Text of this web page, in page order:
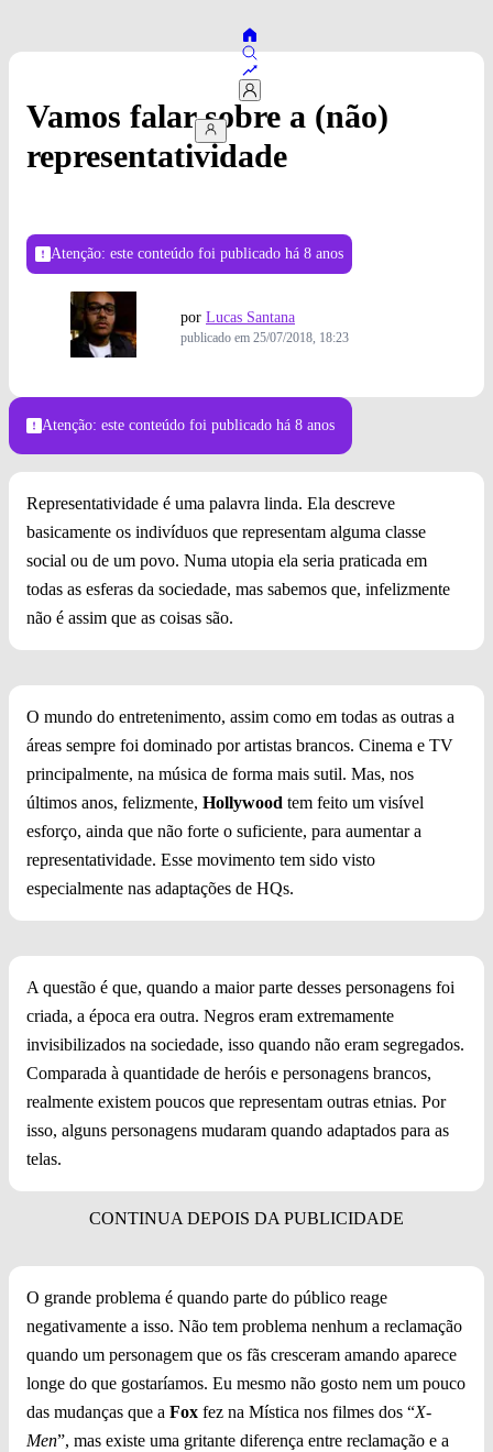
Vamos falar sobre a (não)
representatividade
Atenção: este conteúdo foi publicado há 8 anos
por Lucas Santana
publicado em 25/07/2018, 18:23
Atenção: este conteúdo foi publicado há 8 anos
Representatividade é uma palavra linda. Ela descreve
basicamente os indivíduos que representam alguma classe
social ou de um povo. Numa utopia ela seria praticada em
todas as esferas da sociedade, mas sabemos que, infelizmente
não é assim que as coisas são.
O mundo do entretenimento, assim como em todas as outras a
áreas sempre foi dominado por artistas brancos. Cinema e TV
principalmente, na música de forma mais sutil. Mas, nos
últimos anos, felizmente, Hollywood tem feito um visível
esforço, ainda que não forte o suficiente, para aumentar a
representatividade. Esse movimento tem sido visto
especialmente nas adaptações de HQs.
A questão é que, quando a maior parte desses personagens foi
criada, a época era outra. Negros eram extremamente
invisibilizados na sociedade, isso quando não eram segregados.
Comparada à quantidade de heróis e personagens brancos,
realmente existem poucos que representam outras etnias. Por
isso, alguns personagens mudaram quando adaptados para as
telas.
O grande problema é quando parte do público reage
negativamente a isso. Não tem problema nenhum a reclamação
quando um personagem que os fãs cresceram amando aparece
longe do que gostaríamos. Eu mesmo não gosto nem um pouco
das mudanças que a Fox fez na Mística nos filmes dos “X-
Men”, mas existe uma gritante diferença entre reclamação e a